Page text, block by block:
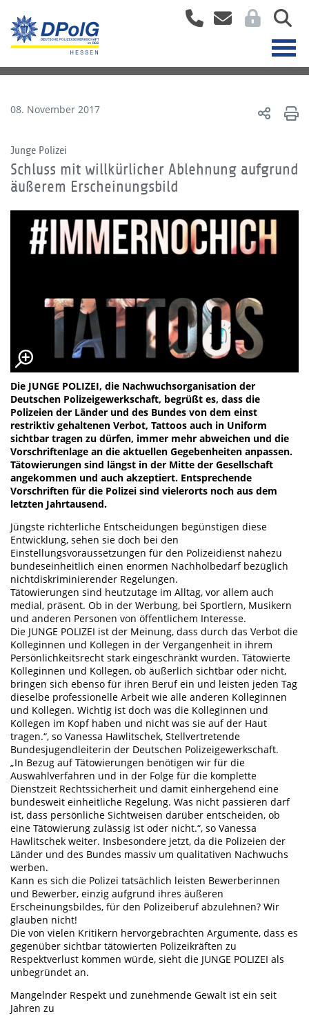
08. November 2017
Junge Polizei
Schluss mit willkürlicher Ablehnung aufgrund
äußerem Erscheinungsbild
Die JUNGE POLIZEI, die Nachwuchsorganisation der
Deutschen Polizeigewerkschaft, begrüßt es, dass die
Polizeien der Länder und des Bundes von dem einst
restriktiv gehaltenen Verbot, Tattoos auch in Uniform
sichtbar tragen zu dürfen, immer mehr abweichen und die
Vorschriftenlage an die aktuellen Gegebenheiten anpassen.
Tätowierungen sind längst in der Mitte der Gesellschaft
angekommen und auch akzeptiert. Entsprechende
Vorschriften für die Polizei sind vielerorts noch aus dem
letzten Jahrtausend.
Jüngste richterliche Entscheidungen begünstigen diese
Entwicklung, sehen sie doch bei den
Einstellungsvoraussetzungen für den Polizeidienst nahezu
bundeseinheitlich einen enormen Nachholbedarf bezüglich
nichtdiskriminierender Regelungen.
Tätowierungen sind heutzutage im Alltag, vor allem auch
medial, präsent. Ob in der Werbung, bei Sportlern, Musikern
und anderen Personen von öffentlichem Interesse.
Die JUNGE POLIZEI ist der Meinung, dass durch das Verbot die
Kolleginnen und Kollegen in der Vergangenheit in ihrem
Persönlichkeitsrecht stark eingeschränkt wurden. Tätowierte
Kolleginnen und Kollegen, ob äußerlich sichtbar oder nicht,
bringen sich ebenso für ihren Beruf ein und leisten jeden Tag
dieselbe professionelle Arbeit wie alle anderen Kolleginnen
und Kollegen. Wichtig ist doch was die Kolleginnen und
Kollegen im Kopf haben und nicht was sie auf der Haut
tragen.“, so Vanessa Hawlitschek, Stellvertretende
Bundesjugendleiterin der Deutschen Polizeigewerkschaft.
„In Bezug auf Tätowierungen benötigen wir für die
Auswahlverfahren und in der Folge für die komplette
Dienstzeit Rechtssicherheit und damit einhergehend eine
bundesweit einheitliche Regelung. Was nicht passieren darf
ist, dass persönliche Sichtweisen darüber entscheiden, ob
eine Tätowierung zulässig ist oder nicht.“, so Vanessa
Hawlitschek weiter. Insbesondere jetzt, da die Polizeien der
Länder und des Bundes massiv um qualitativen Nachwuchs
werben.
Kann es sich die Polizei tatsächlich leisten Bewerberinnen
und Bewerber, einzig aufgrund ihres äußeren
Erscheinungsbildes, für den Polizeiberuf abzulehnen? Wir
glauben nicht!
Die von vielen Kritikern hervorgebrachten Argumente, dass es
gegenüber sichtbar tätowierten Polizeikräften zu
Respektverlust kommen würde, sieht die JUNGE POLIZEI als
unbegründet an.
Mangelnder Respekt und zunehmende Gewalt ist ein seit
Jahren zu